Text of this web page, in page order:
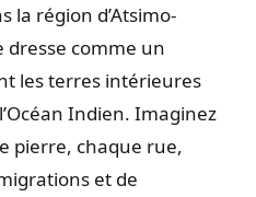
la région d’Atsimo-
dresse comme un
les terres intérieures
Indien. Imaginez
pierre, chaque rue,
et de